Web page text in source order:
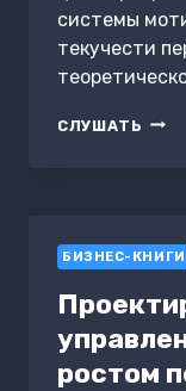
системы
текучести
СЛУШАТЬ
БИЗНЕС-КНИГИ
ростом